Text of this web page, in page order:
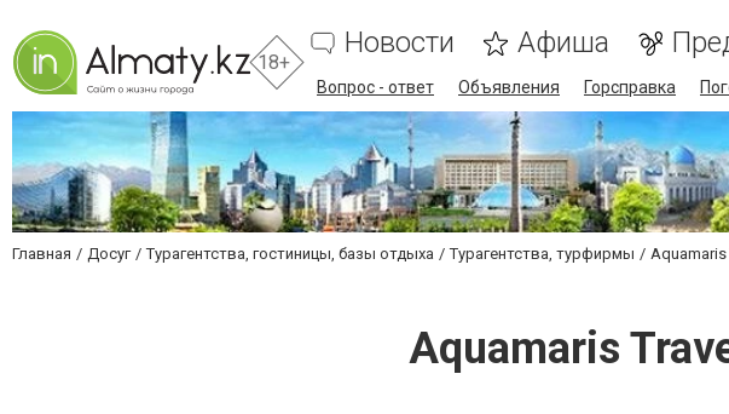
18+
Новости Афиша
Вопрос - ответ Объявления Горсправка
Главная Досуг Турагентства, гостиницы, базы отдыха Турагентства, турфирмы Aquamaris
Aquamaris